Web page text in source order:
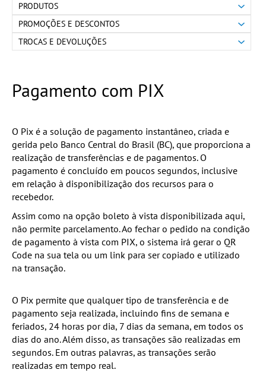
PRODUTOS
PROMOÇÕES E DESCONTOS
TROCAS E DEVOLUÇÕES
Pagamento com PIX
O Pix é a solução de pagamento instantâneo, criada e
gerida pelo Banco Central do Brasil (BC), que proporciona a
realização de transferências e de pagamentos. O
pagamento é concluído em poucos segundos, inclusive
em relação à disponibilização dos recursos para o
recebedor.
Assim como na opção boleto à vista disponibilizada aqui,
não permite parcelamento. Ao fechar o pedido na condição
de pagamento à vista com PIX, o sistema irá gerar o QR
Code na sua tela ou um link para ser copiado e utilizado
na transação.
O Pix permite que qualquer tipo de transferência e de
pagamento seja realizada, incluindo fins de semana e
feriados, 24 horas por dia, 7 dias da semana, em todos os
dias do ano. Além disso, as transações são realizadas em
segundos. Em outras palavras, as transações serão
realizadas em tempo real.